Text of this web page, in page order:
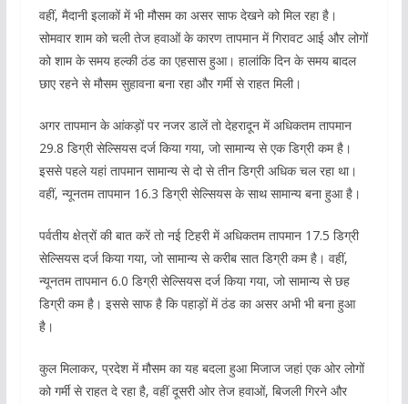
वहीं, मैदानी इलाकों में भी मौसम का असर साफ देखने को मिल रहा है।
सोमवार शाम को चली तेज हवाओं के कारण तापमान में गिरावट आई और लोगों
को शाम के समय हल्की ठंड का एहसास हुआ। हालांकि दिन के समय बादल
छाए रहने से मौसम सुहावना बना रहा और गर्मी से राहत मिली।
अगर तापमान के आंकड़ों पर नजर डालें तो देहरादून में अधिकतम तापमान
29.8 डिग्री सेल्सियस दर्ज किया गया, जो सामान्य से एक डिग्री कम है।
इससे पहले यहां तापमान सामान्य से दो से तीन डिग्री अधिक चल रहा था।
वहीं, न्यूनतम तापमान 16.3 डिग्री सेल्सियस के साथ सामान्य बना हुआ है।
पर्वतीय क्षेत्रों की बात करें तो नई टिहरी में अधिकतम तापमान 17.5 डिग्री
सेल्सियस दर्ज किया गया, जो सामान्य से करीब सात डिग्री कम है। वहीं,
न्यूनतम तापमान 6.0 डिग्री सेल्सियस दर्ज किया गया, जो सामान्य से छह
डिग्री कम है। इससे साफ है कि पहाड़ों में ठंड का असर अभी भी बना हुआ
है।
कुल मिलाकर, प्रदेश में मौसम का यह बदला हुआ मिजाज जहां एक ओर लोगों
को गर्मी से राहत दे रहा है, वहीं दूसरी ओर तेज हवाओं, बिजली गिरने और